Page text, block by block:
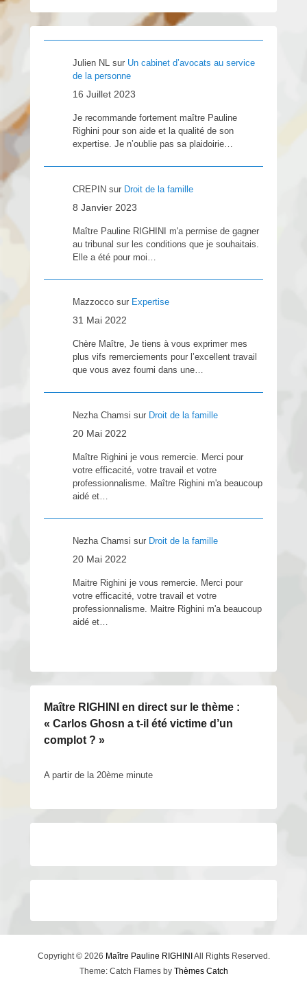
Julien NL sur Un cabinet d’avocats au service
de la personne
16 Juillet 2023
Je recommande fortement maître Pauline
Righini pour son aide et la qualité de son
expertise. Je n’oublie pas sa plaidoirie…
CREPIN sur Droit de la famille
8 Janvier 2023
Maître Pauline RIGHINI m'a permise de gagner
au tribunal sur les conditions que je souhaitais.
Elle a été pour moi…
Mazzocco sur Expertise
31 Mai 2022
Chère Maître, Je tiens à vous exprimer mes
plus vifs remerciements pour l’excellent travail
que vous avez fourni dans une…
Nezha Chamsi sur Droit de la famille
20 Mai 2022
Maître Righini je vous remercie. Merci pour
votre efficacité, votre travail et votre
professionnalisme. Maître Righini m'a beaucoup
aidé et…
Nezha Chamsi sur Droit de la famille
20 Mai 2022
Maitre Righini je vous remercie. Merci pour
votre efficacité, votre travail et votre
professionnalisme. Maitre Righini m'a beaucoup
aidé et…
Maître RIGHINI en direct sur le thème :
« Carlos Ghosn a t-il été victime d’un
complot ? »
A partir de la 20ème minute
Copyright © 2026 Maître Pauline RIGHINIAll Rights Reserved.
Theme: Catch Flames by Thèmes Catch